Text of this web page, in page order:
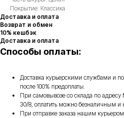
Покрытие: Классика
Доставка и оплата
Возврат и обмен
10% кешбэк
Доставка и оплата
Способы оплаты:
Доставка курьерскими службами и
после 100% предоплаты.
При самовывозе со склада по
30/8, оплатить можно безналичным
При отправке заказа нашим